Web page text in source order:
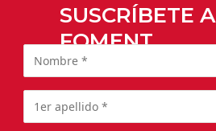
SUSCRÍBETE A
FOMENT